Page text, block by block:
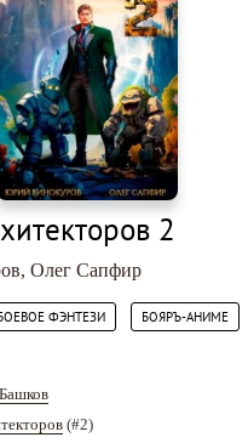
2
, Олег Сапфир
ФЭНТЕЗИ БОЯРЪ-АНИМЕ
(#2)